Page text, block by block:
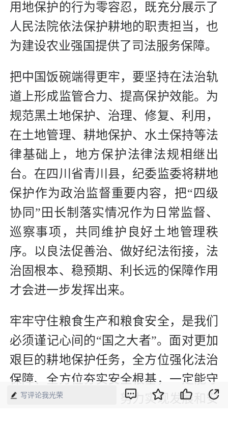
用地保护的行为零容忍，既充分展示了
人民法院依法保护耕地的职责担当，也
为建设农业强国提供了司法服务保障。
把中国饭碗端得更牢，要坚持在法治轨
道上形成监管合力、提高保护效能。为
规范黑土地保护、治理、修复、利用，
在土地管理、耕地保护、水土保持等法
律基础上，地方保护法律法规相继出
台。在四川省青川县，纪委监委将耕地
保护作为政治监督重要内容，把“四级
协同”田长制落实情况作为日常监督、
巡察事项，共同维护良好土地管理秩
序。以良法促善治、做好纪法衔接，法
治固根本、稳预期、利长远的保障作用
才会进一步发挥出来。
牢牢守住粮食生产和粮食安全，是我们
必须谨记心间的“国之大者”。面对更加
艰巨的耕地保护任务，全方位强化法治
保障、全方位夯实安全根基，一定能守
住18亿亩耕地红线，努力实现发展和安
写评论我光荣